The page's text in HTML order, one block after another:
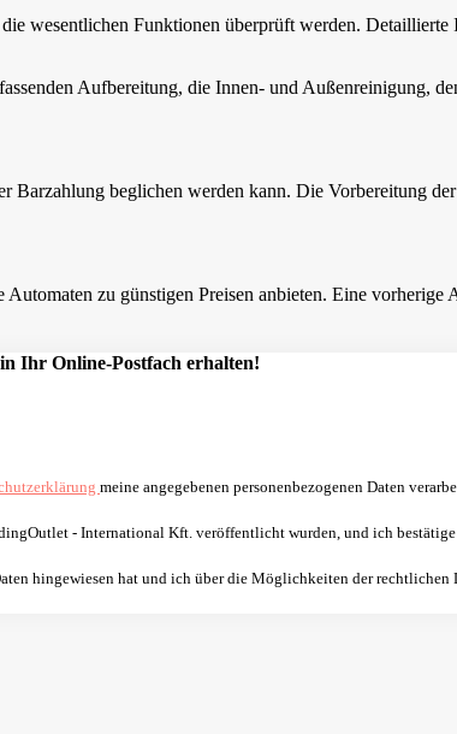
wesentlichen Funktionen überprüft werden.
Aufbereitung, die Innen- und Außenreinigung,
beglichen werden kann. Die Vorbereitung
zu günstigen Preisen anbieten. Eine
Ihr Online-Postfach erhalten!
meine angegebenen personenbezogenen Daten
- International Kft. veröffentlicht wurden, und ich bestätige
hingewiesen hat und ich über die Möglichkeiten der rechtlichen